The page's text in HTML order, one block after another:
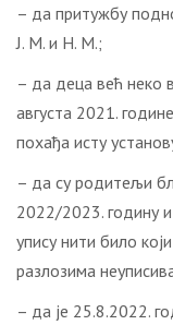
– да притужбу
Ј. М. и Н. М.;
– да деца већ неко
августа 2021.
похађа исту
– да су родитељи
2022/2023. годину
упису нити било
разлозима
– да је 25.8.2022.